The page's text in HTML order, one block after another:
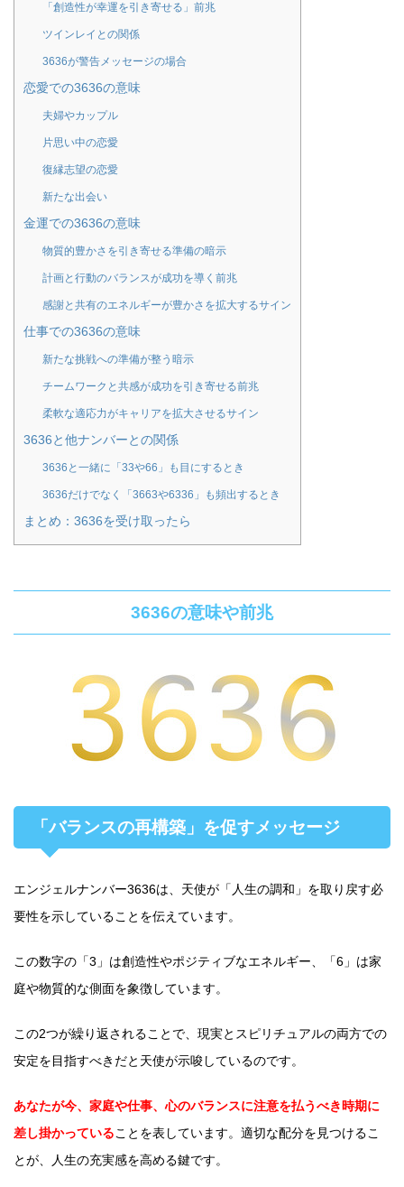
「創造性が幸運を引き寄せる」前兆
ツインレイとの関係
3636が警告メッセージの場合
恋愛での3636の意味
夫婦やカップル
片思い中の恋愛
復縁志望の恋愛
新たな出会い
金運での3636の意味
物質的豊かさを引き寄せる準備の暗示
計画と行動のバランスが成功を導く前兆
感謝と共有のエネルギーが豊かさを拡大するサイン
仕事での3636の意味
新たな挑戦への準備が整う暗示
チームワークと共感が成功を引き寄せる前兆
柔軟な適応力がキャリアを拡大させるサイン
3636と他ナンバーとの関係
3636と一緒に「33や66」も目にするとき
3636だけでなく「3663や6336」も頻出するとき
まとめ：3636を受け取ったら
3636の意味や前兆
「バランスの再構築」を促すメッセージ
エンジェルナンバー3636は、天使が「人生の調和」を取り戻す必
要性を示していることを伝えています。
この数字の「3」は創造性やポジティブなエネルギー、「6」は家
庭や物質的な側面を象徴しています。
この2つが繰り返されることで、現実とスピリチュアルの両方での
安定を目指すべきだと天使が示唆しているのです。
あなたが今、家庭や仕事、心のバランスに注意を払うべき時期に
差し掛かっていることを表しています。適切な配分を見つけるこ
とが、人生の充実感を高める鍵です。